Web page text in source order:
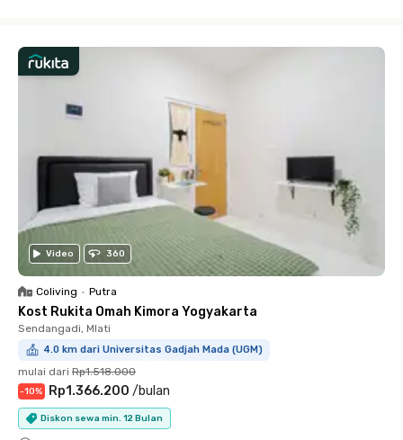
Video 360
Coliving • Putra
Kost Rukita Omah Kimora Yogyakarta
Sendangadi, Mlati
4.0 km dari Universitas Gadjah Mada (UGM)
mulai dari Rp1.518.000
-10% Rp1.366.200 /bulan
Diskon sewa min. 12 Bulan